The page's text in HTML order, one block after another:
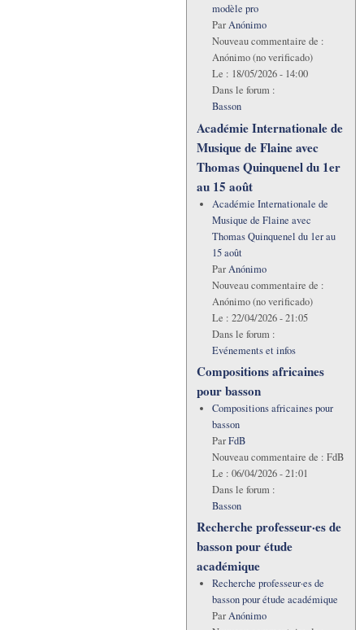
modèle pro
ParAnónimo
Nouveau commentaire de :
Anónimo (no verificado)
Le : 18/05/2026 - 14:00
Dans le forum :
Basson
Académie Internationale de
Musique de Flaine avec
Thomas Quinquenel du 1er
au 15 août
Académie Internationale de
Musique de Flaine avec
Thomas Quinquenel du 1er au
15 août
ParAnónimo
Nouveau commentaire de :
Anónimo (no verificado)
Le : 22/04/2026 - 21:05
Dans le forum :
Evénements et infos
Compositions africaines
pour basson
Compositions africaines pour
basson
ParFdB
Nouveau commentaire de : FdB
Le : 06/04/2026 - 21:01
Dans le forum :
Basson
Recherche professeur·es de
basson pour étude
académique
Recherche professeur·es de
basson pour étude académique
ParAnónimo